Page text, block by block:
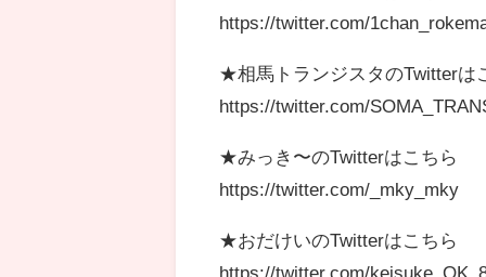
https://twitter.com/
★相馬トランジスタのTwitterは
https://twitter.com/
★みっき〜のTwitterはこちら
https://twitter.com/_mky_mky
★おだけいのTwitterはこちら
https://twitter.com/